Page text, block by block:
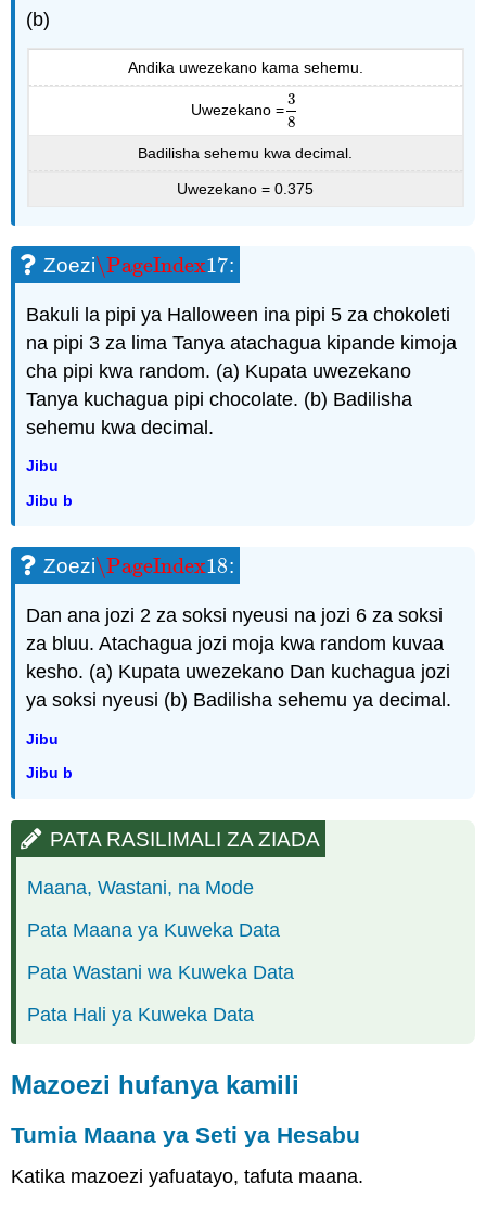
(b)
Andika uwezekano kama sehemu.
Uwezekano =
3
8
38
Badilisha sehemu kwa decimal.
Uwezekano = 0.375
Zoezi\PageIndex17
\PageIndex17:
Bakuli la pipi ya Halloween ina pipi 5 za chokoleti
na pipi 3 za lima Tanya atachagua kipande kimoja
cha pipi kwa random. (a) Kupata uwezekano
Tanya kuchagua pipi chocolate. (b) Badilisha
sehemu kwa decimal.
Jibu
Jibu b
Zoezi\PageIndex18
\PageIndex18:
Dan ana jozi 2 za soksi nyeusi na jozi 6 za soksi
za bluu. Atachagua jozi moja kwa random kuvaa
kesho. (a) Kupata uwezekano Dan kuchagua jozi
ya soksi nyeusi (b) Badilisha sehemu ya decimal.
Jibu
Jibu b
PATA RASILIMALI ZA ZIADA
Maana, Wastani, na Mode
Pata Maana ya Kuweka Data
Pata Wastani wa Kuweka Data
Pata Hali ya Kuweka Data
Mazoezi hufanya kamili
Tumia Maana ya Seti ya Hesabu
Katika mazoezi yafuatayo, tafuta maana.